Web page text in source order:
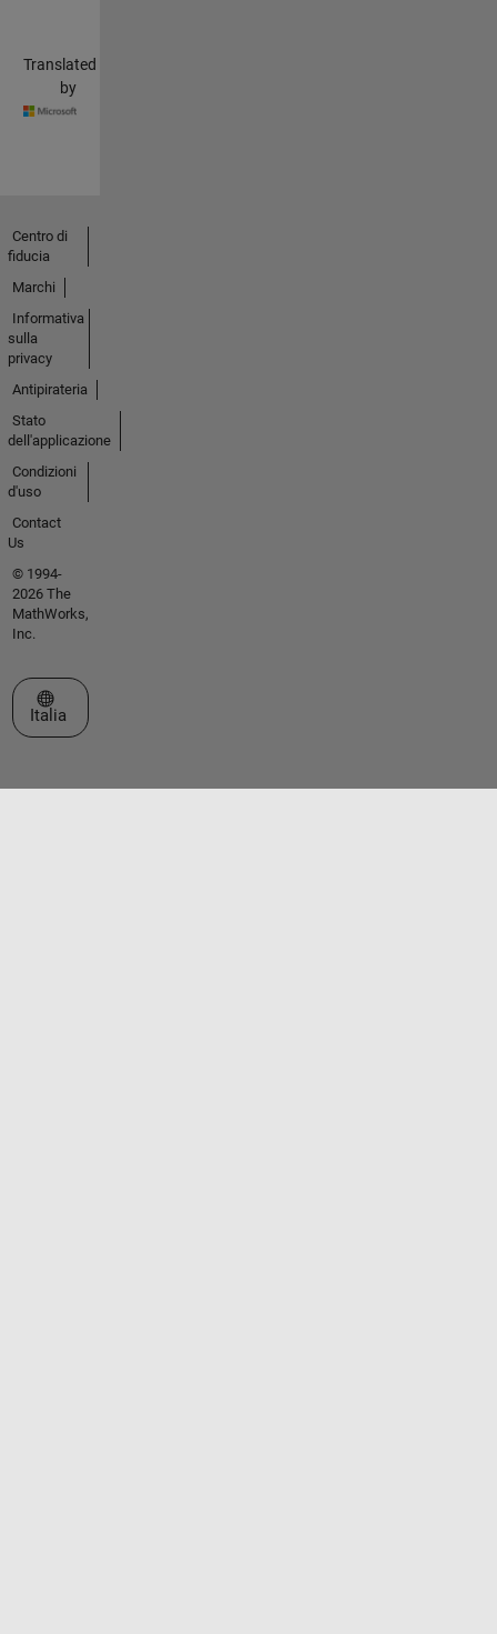
Translated
by
Centro di
fiducia
Marchi
Informativa
sulla
privacy
Antipirateria
Stato
dell'applicazione
Condizioni
d'uso
Contact
Us
© 1994-
2026 The
MathWorks,
Inc.
Seleziona un sito web
Italia